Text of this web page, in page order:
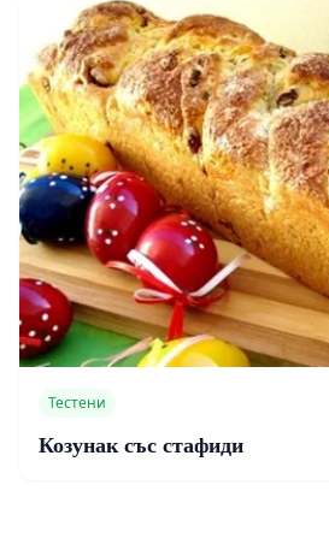
Тестени
Козунак със стафиди